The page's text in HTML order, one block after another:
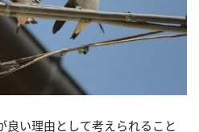
良い理由として考えられること